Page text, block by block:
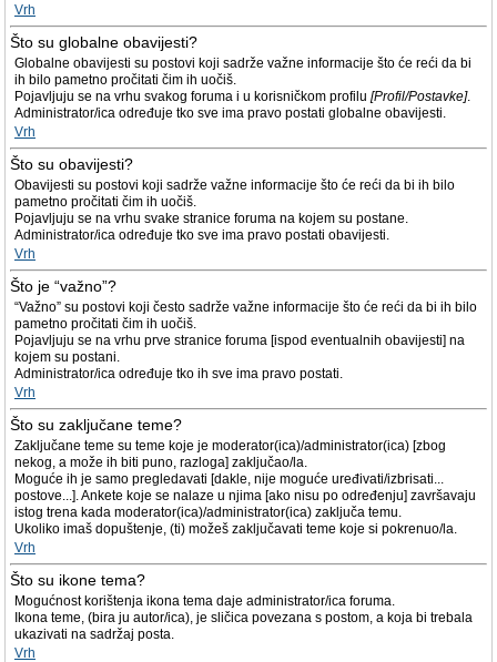
Vrh
Što su globalne obavijesti?
Globalne obavijesti su postovi koji sadrže važne informacije što će reći da bi
ih bilo pametno pročitati čim ih uočiš.
Pojavljuju se na vrhu svakog foruma i u korisničkom profilu [Profil/Postavke].
Administrator/ica određuje tko sve ima pravo postati globalne obavijesti.
Vrh
Što su obavijesti?
Obavijesti su postovi koji sadrže važne informacije što će reći da bi ih bilo
pametno pročitati čim ih uočiš.
Pojavljuju se na vrhu svake stranice foruma na kojem su postane.
Administrator/ica određuje tko sve ima pravo postati obavijesti.
Vrh
Što je “važno”?
“Važno” su postovi koji često sadrže važne informacije što će reći da bi ih bilo
pametno pročitati čim ih uočiš.
Pojavljuju se na vrhu prve stranice foruma [ispod eventualnih obavijesti] na
kojem su postani.
Administrator/ica određuje tko ih sve ima pravo postati.
Vrh
Što su zaključane teme?
Zaključane teme su teme koje je moderator(ica)/administrator(ica) [zbog
nekog, a može ih biti puno, razloga] zaključao/la.
Moguće ih je samo pregledavati [dakle, nije moguće uređivati/izbrisati...
postove...]. Ankete koje se nalaze u njima [ako nisu po određenju] završavaju
istog trena kada moderator(ica)/administrator(ica) zaključa temu.
Ukoliko imaš dopuštenje, (ti) možeš zaključavati teme koje si pokrenuo/la.
Vrh
Što su ikone tema?
Mogućnost korištenja ikona tema daje administrator/ica foruma.
Ikona teme, (bira ju autor/ica), je sličica povezana s postom, a koja bi trebala
ukazivati na sadržaj posta.
Vrh